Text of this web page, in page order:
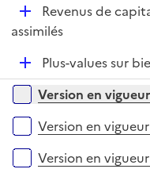
e
r i
D
é
e
r
Revenus de
assimilés
D
é
p
e
Plus-values sur
Versions sur la période
Version en
Version en
Version en